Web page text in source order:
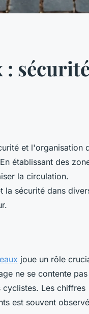
:
et l'organisation
établissant des
la circulation.
la sécurité dans
joue un rôle
ne se contente
Les chiffres
est souvent